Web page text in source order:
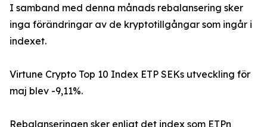
I samband med denna månads rebalansering sker
inga förändringar av de kryptotillgångar som ingår i
indexet.
Virtune Crypto Top 10 Index ETP SEKs utveckling för
maj blev -9,11%.
Rebalanseringen sker enligt det index som ETPn